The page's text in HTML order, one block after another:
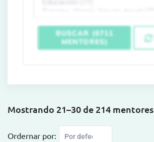
BUSCAR (6711
MENTORES)
Mostrando 21–30 de 214 mentores
Ordernar por: